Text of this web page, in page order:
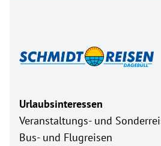
Urlaubsinteressen
Veranstaltungs- und
Bus- und Flugreisen